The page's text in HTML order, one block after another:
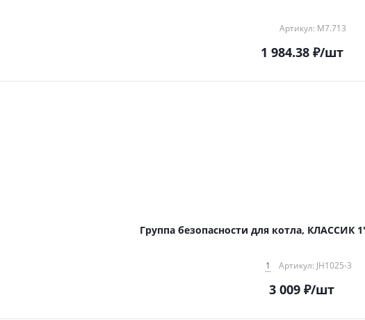
Артикул: M7.713
1 984.38₽/шт
1 Артикул: JH1025-3
3 009 ₽/шт